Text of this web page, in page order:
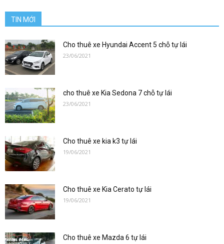
xetulai|
xe
TIN MỚI
Cho thuê xe Hyundai Accent 5 chỗ tự lái
23/06/2021
cho thuê xe Kia Sedona 7 chỗ tự lái
23/06/2021
Cho thuê xe kia k3 tự lái
19/06/2021
Cho thuê xe Kia Cerato tự lái
19/06/2021
Cho thuê xe Mazda 6 tự lái